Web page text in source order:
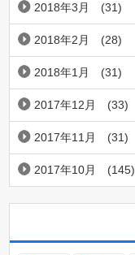
2018年3月 (31)
2018年2月 (28)
2018年1月 (31)
2017年12月 (33)
2017年11月 (31)
2017年10月 (145)